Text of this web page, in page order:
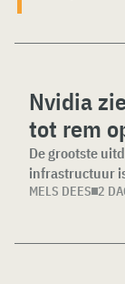
Nvidia
tot rem
De grootste
infrastructuur
MELS DEES 2